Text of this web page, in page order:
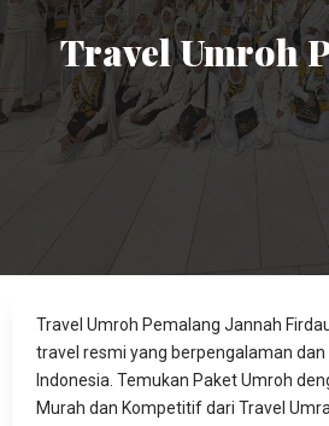
Travel Umroh
Travel Umroh Pemalang Jannah
travel resmi yang berpengalaman
Indonesia. Temukan Paket Umroh
Murah dan Kompetitif dari Travel